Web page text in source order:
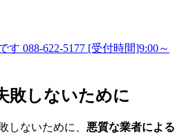
088-622-5177 [受付時間]9:00～
しないために、 悪質な業者による